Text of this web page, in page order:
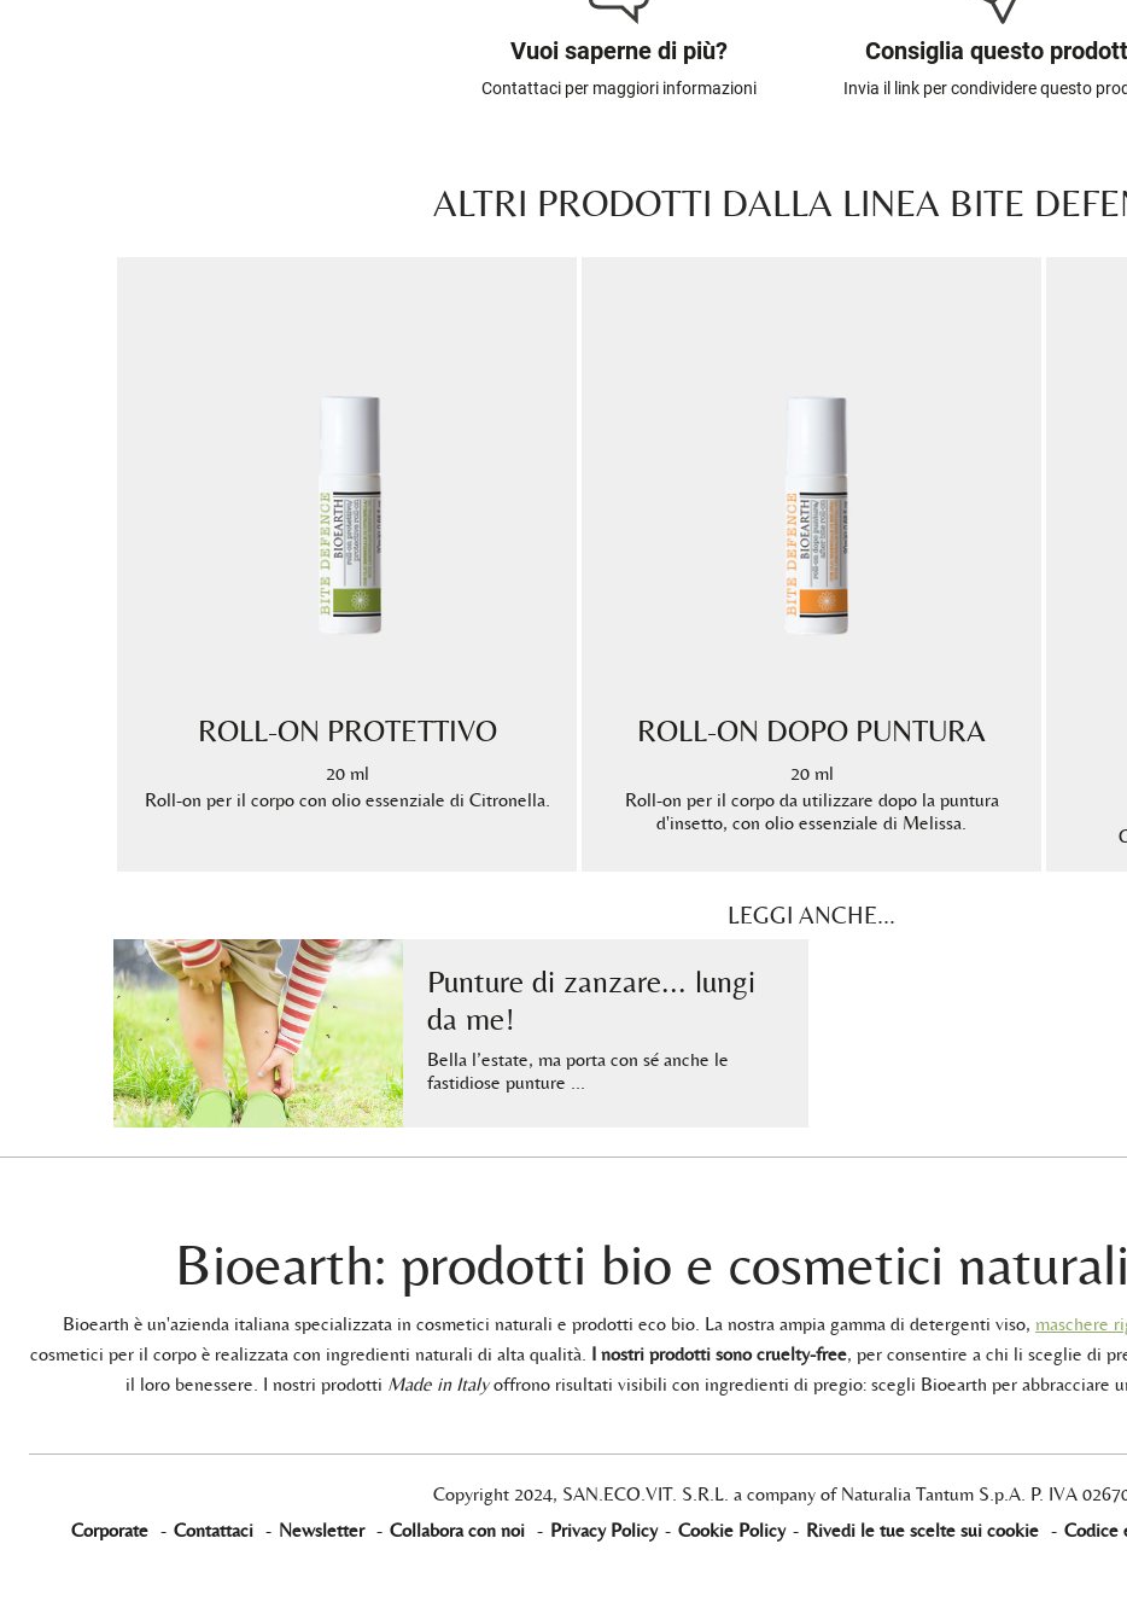
Vuoi saperne di più?
Contattaci per maggiori informazioni
Consiglia questo
Invia il link per condividere questo
ALTRI PRODOTTI DALLA LINEA BITE
ROLL-ON PROTETTIVO
20 ml
Roll-on per il corpo con olio essenziale di Citronella.
ROLL-ON DOPO PUNTURA
20 ml
Roll-on per il corpo da utilizzare dopo la puntura
d'insetto, con olio essenziale di Melissa.
LEGGI ANCHE...
Punture di zanzare... lungi
da me!
Bella l’estate, ma porta con sé anche le
fastidiose punture …
Bioearth: prodotti bio e cosmetici
Bioearth è un'azienda italiana specializzata in cosmetici naturali e prodotti eco bio. La nostra ampia gamma di detergenti viso, maschere
cosmetici per il corpo è realizzata con ingredienti naturali di alta qualità. I nostri prodotti sono cruelty-free, per consentire a chi li sceglie di
il loro benessere. I nostri prodotti Made in Italyoffrono risultati visibili con ingredienti di pregio: scegli Bioearth per abbracciare
Copyright 2024, SAN.ECO.VIT. S.R.L. a company of Naturalia Tantum S.p.A. P. IVA
Corporate - Contattaci - Newsletter - Collabora con noi - Privacy Policy - Cookie Policy - Rivedi le tue scelte sui cookie - Codice